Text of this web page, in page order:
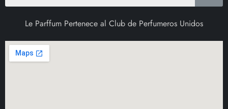
Le Parffum Pertenece al Club de Perfumeros Unidos